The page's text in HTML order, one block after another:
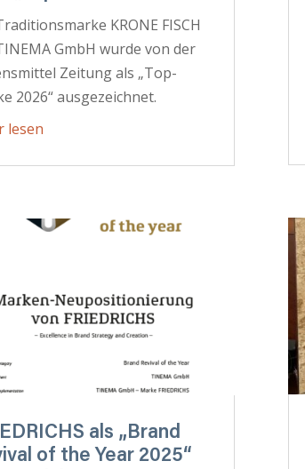
KRONE FISCH
GmbH wurde von der
Zeitung als „Top-
2026“ ausgezeichnet.
lesen
als „Brand
of the Year 2025“